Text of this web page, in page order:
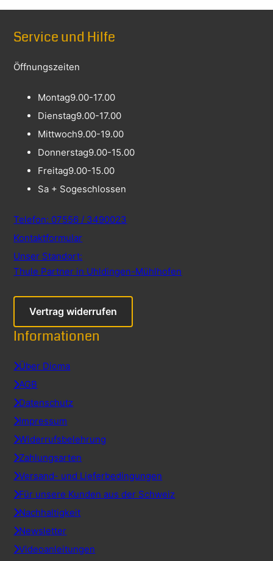
Service und Hilfe
Öffnungszeiten
Montag9.00-17.00
Dienstag9.00-17.00
Mittwoch9.00-19.00
Donnerstag9.00-15.00
Freitag9.00-15.00
Sa + Sogeschlossen
Telefon: 07556 / 3490023
Kontaktformular
Unser Standort:
Thule Partner in Uhldingen-Mühlhofen
Vertrag widerrufen
Informationen
Über Dioma
AGB
Datenschutz
Impressum
Widerrufsbelehrung
Zahlungsarten
Versand- und Lieferbedingungen
Für unsere Kunden aus der Schweiz
Nachhaltigkeit
Newsletter
Videoanleitungen